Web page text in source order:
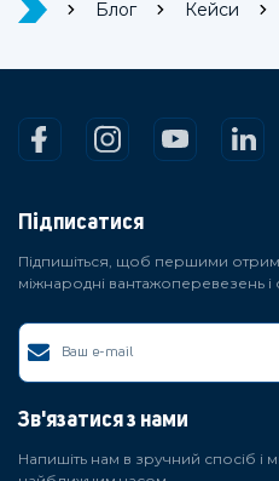
Блог Кейси
Підписатися
Підпишіться, щоб першими
міжнародні вантажоперевезень і
Зв'язатися з нами
Напишіть нам в зручний спосіб і